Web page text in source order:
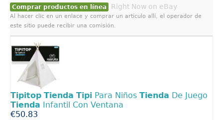
Comprar productos en línea Right Now on eBay
Al hacer clic en un enlace y comprar un artículo allí, el operador de
este sitio puede recibir una comisión.
Tipitop Tienda Tipi Para Niños Tienda De Juego
Tienda Infantil Con Ventana
€50.83